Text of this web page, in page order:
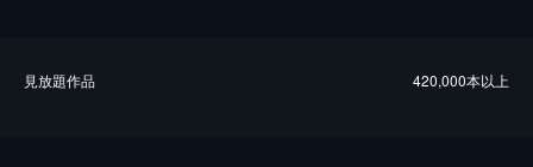
⾒放題作品 420,000本以上